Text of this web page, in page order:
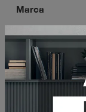
Marca
Materiale